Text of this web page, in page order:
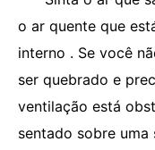
o ar quente que
interno . Se você
ser quebrado e
ventilação está
sentado sobre